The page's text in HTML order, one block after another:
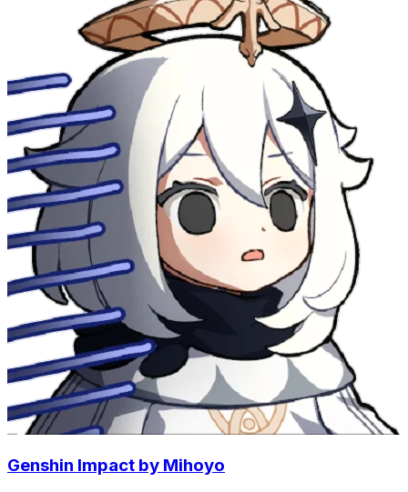
Genshin Impact by Mihoyo